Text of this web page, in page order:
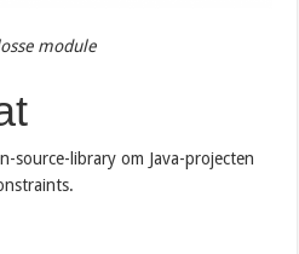
module
source-library om Java-projecten